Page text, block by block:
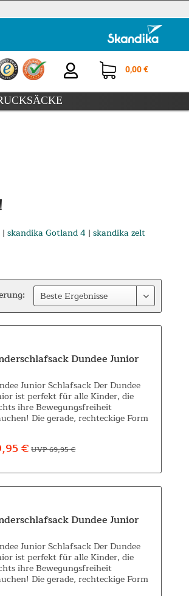
0,00 €
| skandika Gotland 4 | skandika zelt
Dundee Junior
Junior Schlafsack Der Dundee
ist perfekt für alle Kinder, die
ihre Bewegungsfreiheit
Die gerade, rechteckige Form
€ UVP 69,95 €
Dundee Junior
Junior Schlafsack Der Dundee
ist perfekt für alle Kinder, die
ihre Bewegungsfreiheit
Die gerade, rechteckige Form